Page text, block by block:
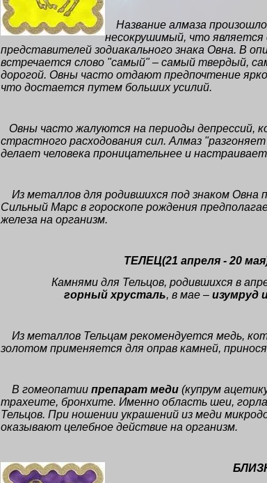
Название алмаза
несокрушимый, что
представителей зодиакального знака Овна. В
встречается слово "самый" – самый твердый,
дорогой. Овны часто отдают предпочтение
что достается путем больших усилий.
Овны часто жалуются на периоды депрессий,
страстного расходования сил. Алмаз
делает человека проницательнее и
Из металлов для родившихся под знаком Овна
Сильный Марс в гороскопе рождения
железа на организм.
ТЕЛЕЦ(21 апреля - 20 мая
Камнями для Тельцов, родившихся в
горный хрусталь, в мае – изумруд
Из металлов Тельцам рекомендуется медь,
золотом применяется для оправ камней,
В гомеопатии препарат меди (купрум
трахеите, бронхите. Именно область шеи,
Тельцов. При ношении украшений из меди
оказывают целебное действие на организм.